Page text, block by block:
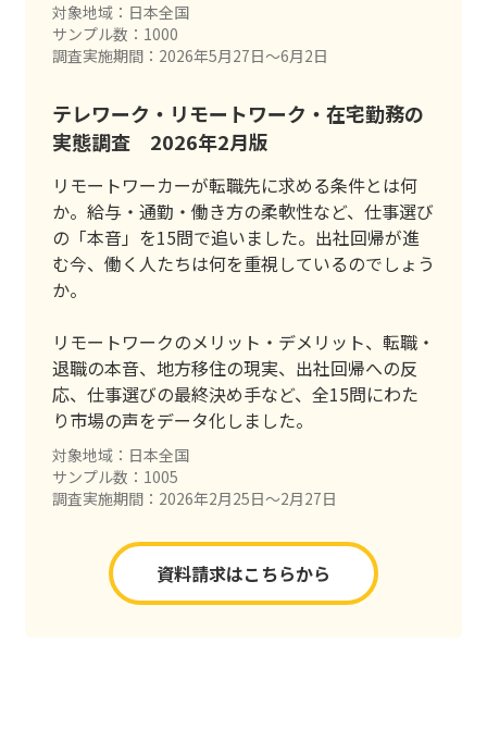
対象地域：日本全国
サンプル数：1000
調査実施期間：2026年5月27日〜6月2日
テレワーク・リモートワーク・在宅勤務の
実態調査 2026年2月版
リモートワーカーが転職先に求める条件とは何
か。給与・通勤・働き方の柔軟性など、仕事選び
の「本音」を15問で追いました。出社回帰が進
む今、働く人たちは何を重視しているのでしょう
か。
リモートワークのメリット・デメリット、転職・
退職の本音、地方移住の現実、出社回帰への反
応、仕事選びの最終決め手など、全15問にわた
り市場の声をデータ化しました。
対象地域：日本全国
サンプル数：1005
調査実施期間：2026年2月25日〜2月27日
資料請求はこちらから